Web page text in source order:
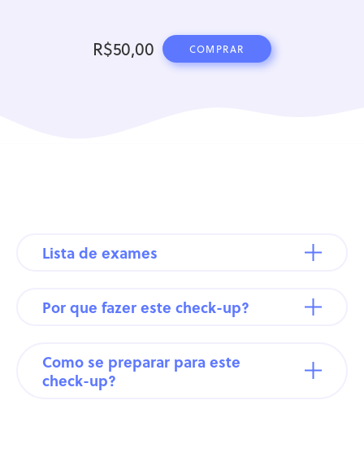
R$50,00 COMPRAR
Lista de exames
Por que fazer este check-up?
Como se preparar para este
check-up?